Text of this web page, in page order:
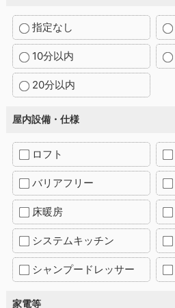
指定なし
10分以内
20分以内
屋内設備・仕様
ロフト
バリアフリー
床暖房
システムキッチン
シャンプードレッサー
家電等